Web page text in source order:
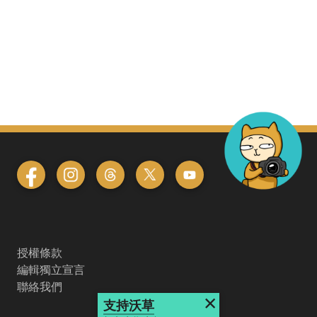
授權條款
編輯獨立宣言
聯絡我們
支持沃草 ×